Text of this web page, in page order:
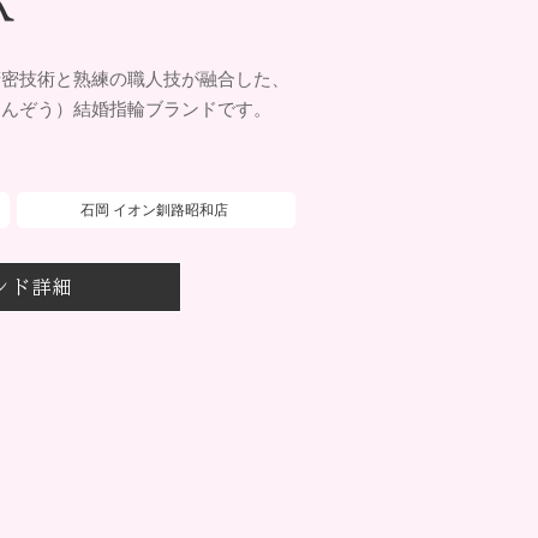
技術と熟練の職人技が融合した、
ぞう）結婚指輪ブランドです。
石岡 イオン釧路昭和店
ド詳細